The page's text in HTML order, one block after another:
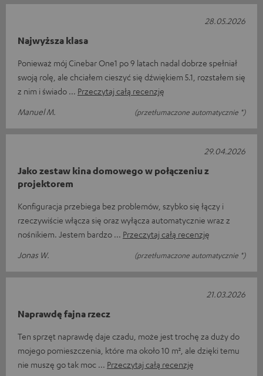
Najwyższa klasa
Ponieważ mój Cinebar One1 po 9 latach nadal dobrze spełniał
swoją rolę, ale chciałem cieszyć się dźwiękiem 5.1, rozstałem się
z nim i świado
Przeczytaj całą recenzję
Manuel M.
(przetłumaczone automatycznie *)
28.05.2026
Jako zestaw kina domowego w połączeniu z
projektorem
Konfiguracja przebiega bez problemów, szybko się łączy i
rzeczywiście włącza się oraz wyłącza automatycznie wraz z
nośnikiem. Jestem bardzo
Przeczytaj całą recenzję
Jonas W.
(przetłumaczone automatycznie *)
29.04.2026
Naprawdę fajna rzecz
Ten sprzęt naprawdę daje czadu, może jest trochę za duży do
mojego pomieszczenia, które ma około 10 m², ale dzięki temu
nie muszę go tak moc
Przeczytaj całą recenzję
21.03.2026